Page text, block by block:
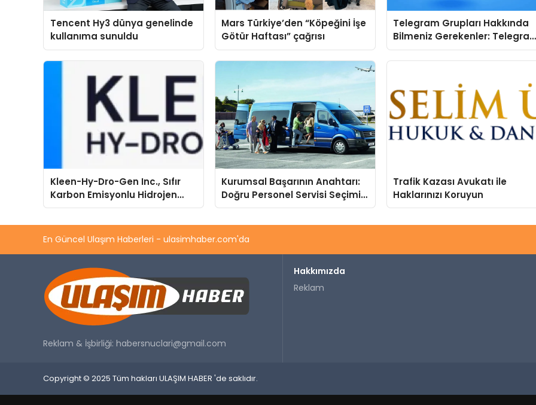
Tencent Hy3 dünya genelinde
kullanıma sunuldu
Mars Türkiye’den “Köpeğini İşe
Götür Haftası” çağrısı
Telegram Grupları Hakkında
Bilmeniz Gerekenler:
Kullanıcıları İçin Kategori Bazlı
Grup Rehberi
Kleen-Hy-Dro-Gen Inc., Sıfır
Karbon Emisyonlu Hidrojen
Isıtma Teknolojisinde ISO ve
Aldı
Kurumsal Başarının Anahtarı:
Doğru Personel Servisi Seçimi
ve Süren Turizm Farkı
Trafik Kazası Avukatı ile
Haklarınızı Koruyun
En Güncel Ulaşım Haberleri - ulasimhaber.com'da
Reklam & İşbirliği: habersnuclari@gmail.com
Hakkımızda
Reklam
Copyright © 2025 Tüm hakları ULAŞIM HABER 'de saklıdır.